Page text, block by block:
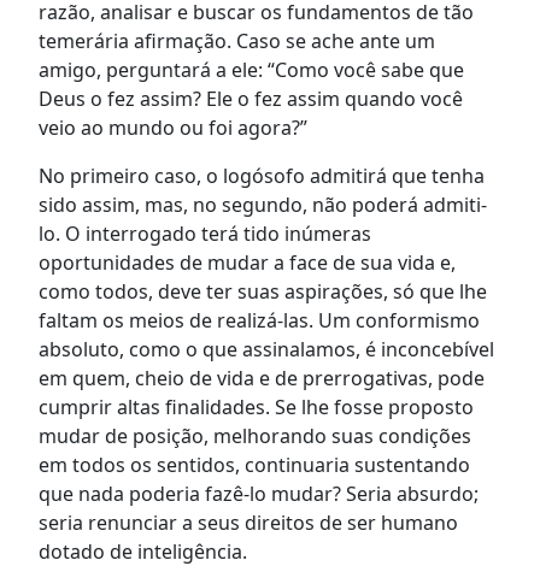
razão, analisar e buscar os fundamentos de tão
temerária afirmação. Caso se ache ante um
amigo, perguntará a ele: “Como você sabe que
Deus o fez assim? Ele o fez assim quando você
veio ao mundo ou foi agora?”
No primeiro caso, o logósofo admitirá que tenha
sido assim, mas, no segundo, não poderá admiti-
lo. O interrogado terá tido inúmeras
oportunidades de mudar a face de sua vida e,
como todos, deve ter suas aspirações, só que lhe
faltam os meios de realizá-las. Um conformismo
absoluto, como o que assinalamos, é inconcebível
em quem, cheio de vida e de prerrogativas, pode
cumprir altas finalidades. Se lhe fosse proposto
mudar de posição, melhorando suas condições
em todos os sentidos, continuaria sustentando
que nada poderia fazê-lo mudar? Seria absurdo;
seria renunciar a seus direitos de ser humano
dotado de inteligência.